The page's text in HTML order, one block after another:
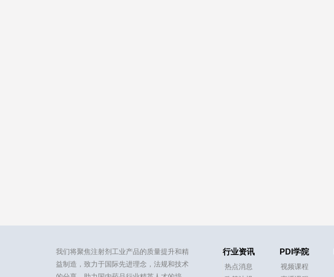
我们将聚焦注射剂工业产品的质量提升和精
益制造，致力于国际先进理念，法规和技术
行业资讯
热点消息
PDI学院
视频课程